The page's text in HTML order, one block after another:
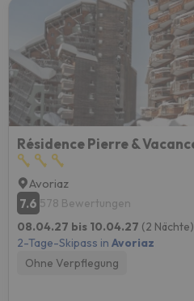
Avoriaz
7.6 578 Bewertungen
08.04.27 bis 10.04.27 (2 Nächte)
2-Tage-Skipass in Avoriaz
Ohne Verpflegung